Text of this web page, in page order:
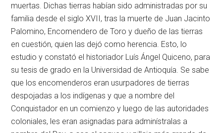
muertas. Dichas tierras habían sido administradas por su
familia desde el siglo XVII, tras la muerte de Juan Jacinto
Palomino, Encomendero de Toro y dueño de las tierras
en cuestión, quien las dejó como herencia. Esto, lo
estudio y constató el historiador Luís Ángel Quiceno, para
su tesis de grado en la Universidad de Antioquía. Se sabe
que los encomenderos eran usurpadores de tierras
despojadas a los indígenas y que a nombre del
Conquistador en un comienzo y luego de las autoridades
coloniales, les eran asignadas para adminístralas a